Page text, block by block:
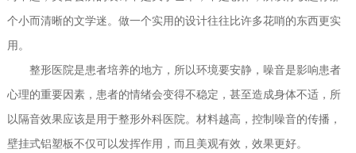
个小而清晰的文学迷。做一个实用的设计往往比许多花哨的东西更实
用。
整形医院是患者培养的地方，所以环境要安静，噪音是影响患者
心理的重要因素，患者的情绪会变得不稳定，甚至造成身体不适，所
以隔音效果应该是用于整形外科医院。材料越高，控制噪音的传播，
壁挂式铝塑板不仅可以发挥作用，而且美观有效，效果更好。